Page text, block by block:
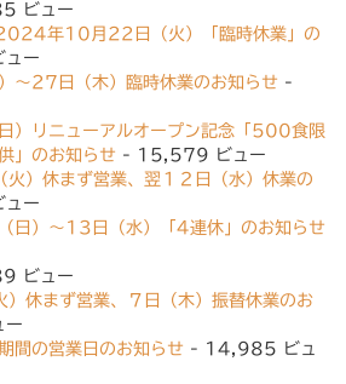
ビュー
2024年10月22日（火）「臨時休業」の
ー
〜27日（木）臨時休業のお知らせ -
）リニューアルオープン記念「500食限
」のお知らせ - 15,579 ビュー
火）休まず営業、翌１２日（水）休業の
ー
日）〜13日（水）「4連休」のお知らせ
ビュー
）休まず営業、７日（木）振替休業のお
間の営業日のお知らせ - 14,985 ビュ